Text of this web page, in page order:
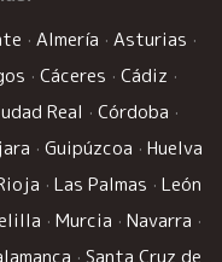
· Almería · Asturias ·
· Cáceres · Cádiz ·
Real · Córdoba ·
· Guipúzcoa · Huelva
· Las Palmas · León
· Murcia · Navarra ·